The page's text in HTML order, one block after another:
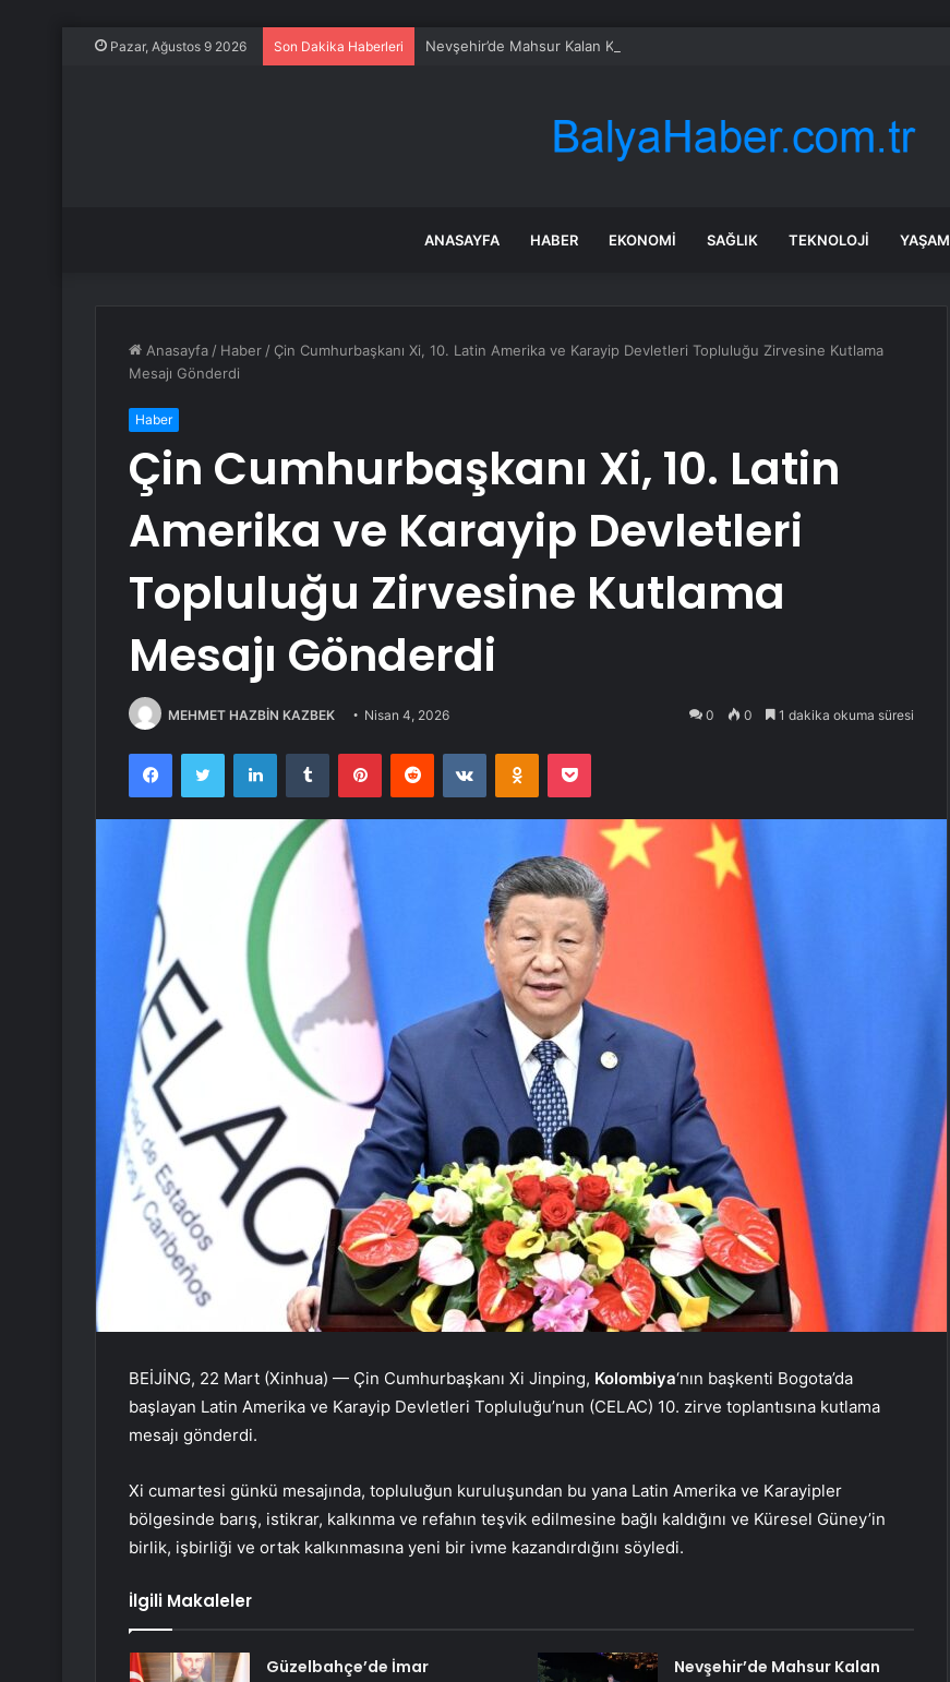
Pazar, Ağustos 9 2026 Son Dakika Haberleri Nevşehir’de Mahsur Kalan Kadın Kurtarıldı
ANASAYFA HABER EKONOMI SAĞLIK TEKNOLOJI YAŞAM
Anasayfa / Haber / Çin Cumhurbaşkanı Xi, 10. Latin Amerika ve Karayip Devletleri Topluluğu Zirvesine Kutlama
Mesajı Gönderdi
Haber
Çin Cumhurbaşkanı Xi, 10. Latin
Amerika ve Karayip Devletleri
Topluluğu Zirvesine Kutlama
Mesajı Gönderdi
MEHMET HAZBİN KAZBEK Nisan 4, 2026 0 0 1 dakika okuma süresi
FacebookTwitter LinkedInTumblr PinterestReddit VKontakteOdnoklassniki
Pocket
BEİJİNG, 22 Mart (Xinhua) — Çin Cumhurbaşkanı Xi Jinping, Kolombiya‘nın başkenti Bogota’da
başlayan Latin Amerika ve Karayip Devletleri Topluluğu’nun (CELAC) 10. zirve toplantısına kutlama
mesajı gönderdi.
Xi cumartesi günkü mesajında, topluluğun kuruluşundan bu yana Latin Amerika ve Karayipler
bölgesinde barış, istikrar, kalkınma ve refahın teşvik edilmesine bağlı kaldığını ve Küresel Güney’in
birlik, işbirliği ve ortak kalkınmasına yeni bir ivme kazandırdığını söyledi.
İlgili Makaleler
Güzelbahçe’de İmar
Nevşehir’de Mahsur Kalan